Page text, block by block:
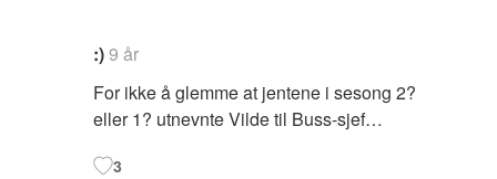
:)9 år
For ikke å glemme at jentene i sesong 2?
eller 1? utnevnte Vilde til Buss-sjef…
3